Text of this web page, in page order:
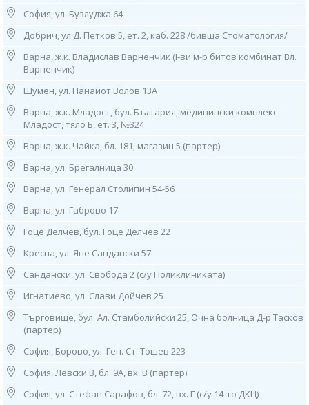
тел: 0884 011 499
Работно време: 08.00ч до 16.00ч /от понеделник до петък/
4. София, ж.к. "Гео Милев", ул. „Александър фон Хумболт“ 23
(срещу 22 ДКЦ, х-л Плиска),
тел: 0886 55 38 95
Работно време:
08.00ч до 16.00ч /от понеделник до петък/
5. София, ж.к. "Княжево", ул. “Дамяница” 2, партер
тел: 0882 720 552
Работно време: 08.00ч до 16.00ч /от понеделник до петък/
жилищна група "Южен Парк",
бл. 44, ет. 1 (в Дерматологична Клиника - "Южен Парк"),
тел: 0882 115 120
Работно време:
09.00ч до 13.00ч /от понеделник до петък/
7. София, ж.к. "Младост" 1,
ул. "Стоян Чомаков“
(срещу входа на спешното на Окръжна болница),
тел: 0882 244 828
Работно време:
07.30ч до 15.30ч /от понеделник до петък/
8. София, ж.к. “Банишора”, ул. “Братя Миладинови” 104-106 (зад 2
МБАЛ)
тел: 0882 861 675
Работно време: 08.00ч до 16.00ч /от понеделник до петък/
София, ул. Бузлуджа 64
Добрич, ул Д. Петков 5, ет. 2, каб. 228 /бивша Стоматология/
Варна, ж.к. Владислав Варненчик (I-ви м-р битов комбинат Вл.
Варненчик)
Шумен, ул. Панайот Волов 13А
Варна, ж.к. Младост, бул. България, медицински комплекс
Младост, тяло Б, ет. 3, №324
Варна, ж.к. Чайка, бл. 181, магазин 5 (партер)
Варна, ул. Брегалница 30
Варна, ул. Генерал Столипин 54-56
Варна, ул. Габрово 17
Гоце Делчев, бул. Гоце Делчев 22
Кресна, ул. Яне Сандански 57
Сандански, ул. Свобода 2 (с/у Поликлиниката)
Игнатиево, ул. Слави Дойчев 25
Търговище, бул. Ал. Стамболийски 25, Очна болница Д-р Тасков
(партер)
София, Борово, ул. Ген. Ст. Тошев 223
София, Левски В, бл. 9А, вх. В (партер)
София, ул. Стефан Сарафов, бл. 72, вх. Г (с/у 14-то ДКЦ)